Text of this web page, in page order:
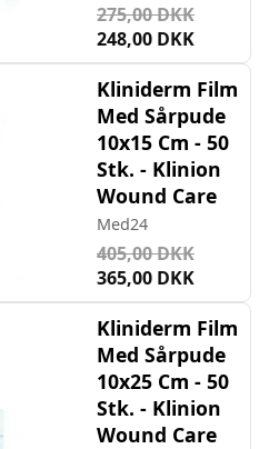
275,00 DKK
248,00 DKK
Kliniderm Film
Med Sårpude
10x15 Cm - 50
Stk. - Klinion
Wound Care
Med24
405,00 DKK
365,00 DKK
Kliniderm Film
Med Sårpude
10x25 Cm - 50
Stk. - Klinion
Wound Care